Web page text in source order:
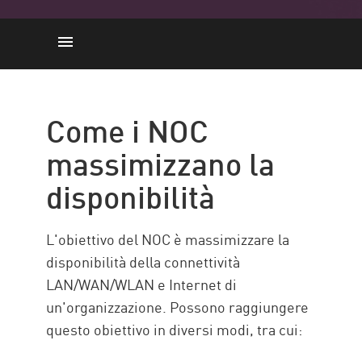
Le migliori pratiche NOC
NOC e SOC a confronto
NOC with Check Point
Come i NOC
massimizzano la
disponibilità
L'obiettivo del NOC è massimizzare la
disponibilità della connettività
LAN/WAN/WLAN e Internet di
un'organizzazione. Possono raggiungere
questo obiettivo in diversi modi, tra cui: